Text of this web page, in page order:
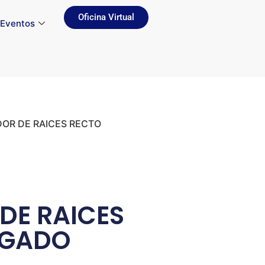
Eventos
Oficina Virtual
DE RAICES RECTO
RAICES